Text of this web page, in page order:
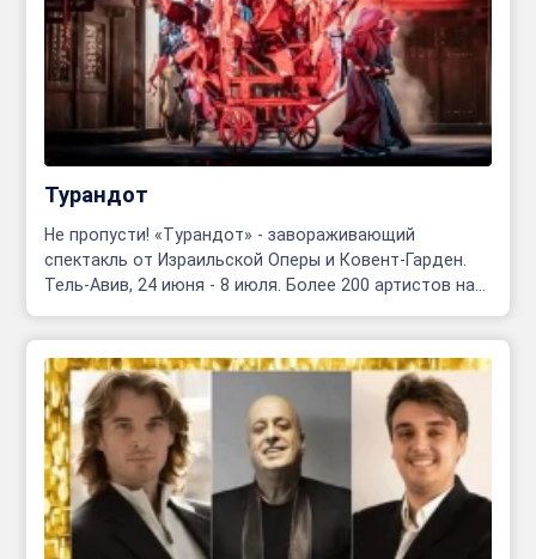
Турандот
Не пропусти! «Турандот» - завораживающий
спектакль от Израильской Оперы и Ковент-Гарден.
Тель-Авив, 24 июня - 8 июля. Более 200 артистов на